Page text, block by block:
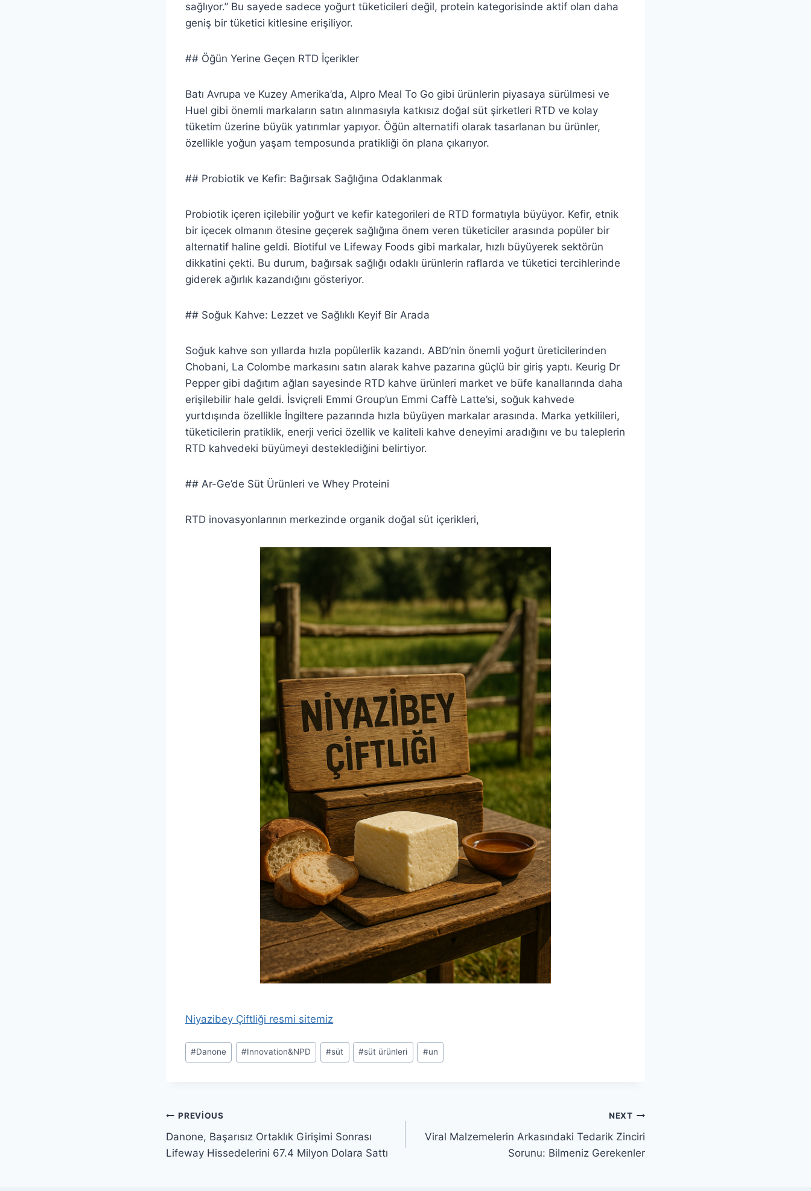
sağlıyor.” Bu sayede sadece yoğurt tüketicileri değil, protein kategorisinde aktif olan daha
geniş bir tüketici kitlesine erişiliyor.
## Öğün Yerine Geçen RTD İçerikler
Batı Avrupa ve Kuzey Amerika’da, Alpro Meal To Go gibi ürünlerin piyasaya sürülmesi ve
Huel gibi önemli markaların satın alınmasıyla katkısız doğal süt şirketleri RTD ve kolay
tüketim üzerine büyük yatırımlar yapıyor. Öğün alternatifi olarak tasarlanan bu ürünler,
özellikle yoğun yaşam temposunda pratikliği ön plana çıkarıyor.
## Probiotik ve Kefir: Bağırsak Sağlığına Odaklanmak
Probiotik içeren içilebilir yoğurt ve kefir kategorileri de RTD formatıyla büyüyor. Kefir, etnik
bir içecek olmanın ötesine geçerek sağlığına önem veren tüketiciler arasında popüler bir
alternatif haline geldi. Biotiful ve Lifeway Foods gibi markalar, hızlı büyüyerek sektörün
dikkatini çekti. Bu durum, bağırsak sağlığı odaklı ürünlerin raflarda ve tüketici tercihlerinde
giderek ağırlık kazandığını gösteriyor.
## Soğuk Kahve: Lezzet ve Sağlıklı Keyif Bir Arada
Soğuk kahve son yıllarda hızla popülerlik kazandı. ABD’nin önemli yoğurt üreticilerinden
Chobani, La Colombe markasını satın alarak kahve pazarına güçlü bir giriş yaptı. Keurig Dr
Pepper gibi dağıtım ağları sayesinde RTD kahve ürünleri market ve büfe kanallarında daha
erişilebilir hale geldi. İsviçreli Emmi Group’un Emmi Caffè Latte’si, soğuk kahvede
yurtdışında özellikle İngiltere pazarında hızla büyüyen markalar arasında. Marka yetkilileri,
tüketicilerin pratiklik, enerji verici özellik ve kaliteli kahve deneyimi aradığını ve bu taleplerin
RTD kahvedeki büyümeyi desteklediğini belirtiyor.
## Ar-Ge’de Süt Ürünleri ve Whey Proteini
RTD inovasyonlarının merkezinde organik doğal süt içerikleri,
Niyazibey Çiftliği resmi sitemiz
Post
Tags:
#Danone #Innovation&NPD #süt #süt ürünleri #un
Yazı
gezinmesi
PREVIOUS
Danone, Başarısız Ortaklık Girişimi Sonrası
Lifeway Hissedelerini 67.4 Milyon Dolara Sattı
NEXT
Viral Malzemelerin Arkasındaki Tedarik Zinciri
Sorunu: Bilmeniz Gerekenler